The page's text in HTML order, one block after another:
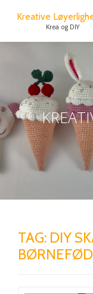
til
Kreative
Krea og DIY
TAG: DIY